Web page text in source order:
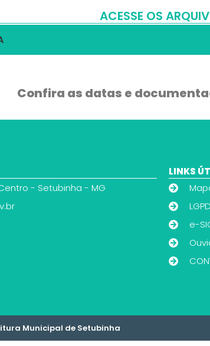
ACESSE OS
Confira as datas e
- Setubinha - MG
LINKS
LGPD
e-
Municipal de Setubinha